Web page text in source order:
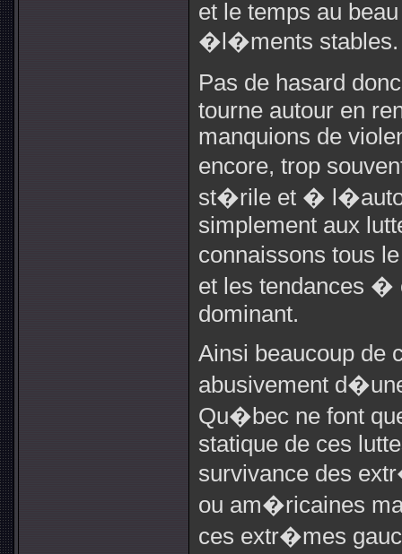
et le temps au
�l�ments stables.
Pas de hasard
tourne autour en
manquions de
encore, trop
st�rile et � l�auto
simplement aux
connaissons tous
et les tendances
dominant.
Ainsi beaucoup de
abusivement
Qu�bec ne font
statique de ces
survivance des
ou am�ricaines
ces extr�mes